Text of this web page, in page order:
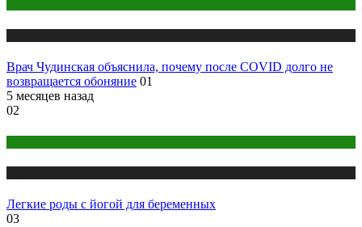
Врач Чудинская объяснила, почему после COVID долго не
возвращается обоняние 01
5 месяцев назад
02
Легкие роды с йогой для беременных
03